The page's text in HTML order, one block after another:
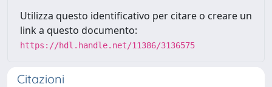
Utilizza questo identificativo per citare o creare un
link a questo documento:
https://hdl.handle.net/11386/3136575
Citazioni